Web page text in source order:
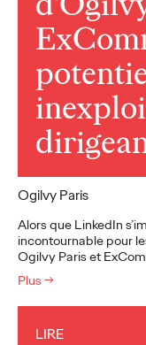
Ogilvy Paris
Alors que LinkedIn
incontournable pour
Ogilvy Paris et
Plus →
LIRE